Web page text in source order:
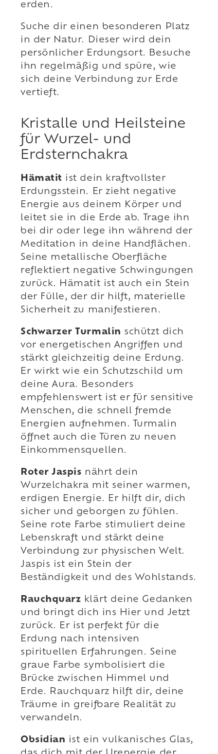
erden.
Suche dir einen besonderen Platz
in der Natur. Dieser wird dein
persönlicher Erdungsort. Besuche
ihn regelmäßig und spüre, wie
sich deine Verbindung zur Erde
vertieft.
Kristalle und Heilsteine
für Wurzel- und
Erdsternchakra
Hämatit ist dein kraftvollster
Erdungsstein. Er zieht negative
Energie aus deinem Körper und
leitet sie in die Erde ab. Trage ihn
bei dir oder lege ihn während der
Meditation in deine Handflächen.
Seine metallische Oberfläche
reflektiert negative Schwingungen
zurück. Hämatit ist auch ein Stein
der Fülle, der dir hilft, materielle
Sicherheit zu manifestieren.
Schwarzer Turmalin schützt dich
vor energetischen Angriffen und
stärkt gleichzeitig deine Erdung.
Er wirkt wie ein Schutzschild um
deine Aura. Besonders
empfehlenswert ist er für sensitive
Menschen, die schnell fremde
Energien aufnehmen. Turmalin
öffnet auch die Türen zu neuen
Einkommensquellen.
Roter Jaspis nährt dein
Wurzelchakra mit seiner warmen,
erdigen Energie. Er hilft dir, dich
sicher und geborgen zu fühlen.
Seine rote Farbe stimuliert deine
Lebenskraft und stärkt deine
Verbindung zur physischen Welt.
Jaspis ist ein Stein der
Beständigkeit und des Wohlstands.
Rauchquarz klärt deine Gedanken
und bringt dich ins Hier und Jetzt
zurück. Er ist perfekt für die
Erdung nach intensiven
spirituellen Erfahrungen. Seine
graue Farbe symbolisiert die
Brücke zwischen Himmel und
Erde. Rauchquarz hilft dir, deine
Träume in greifbare Realität zu
verwandeln.
Obsidian ist ein vulkanisches Glas,